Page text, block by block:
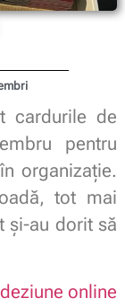
cardurile de
pentru
organizație.
tot mai
și-au dorit să
online